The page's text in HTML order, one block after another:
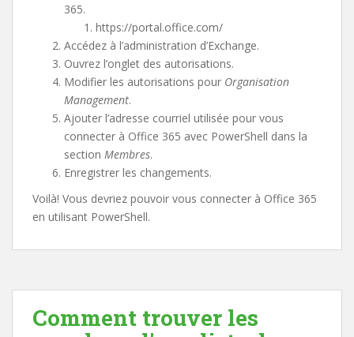
365.
https://portal.office.com/
Accédez à l’administration d’Exchange.
Ouvrez l’onglet des autorisations.
Modifier les autorisations pour Organisation
Management.
Ajouter l’adresse courriel utilisée pour vous
connecter à Office 365 avec PowerShell dans la
section Membres.
Enregistrer les changements.
Voilà! Vous devriez pouvoir vous connecter à Office 365
en utilisant PowerShell.
Comment trouver les